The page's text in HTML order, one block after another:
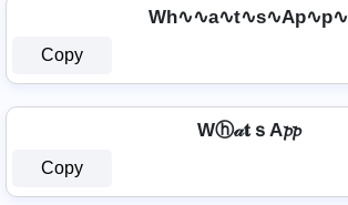
Wh∿∿a∿t∿s∿Ap∿p∿
Copy
Wⓗ𝒶𝐭ｓA𝓹𝓹
Copy